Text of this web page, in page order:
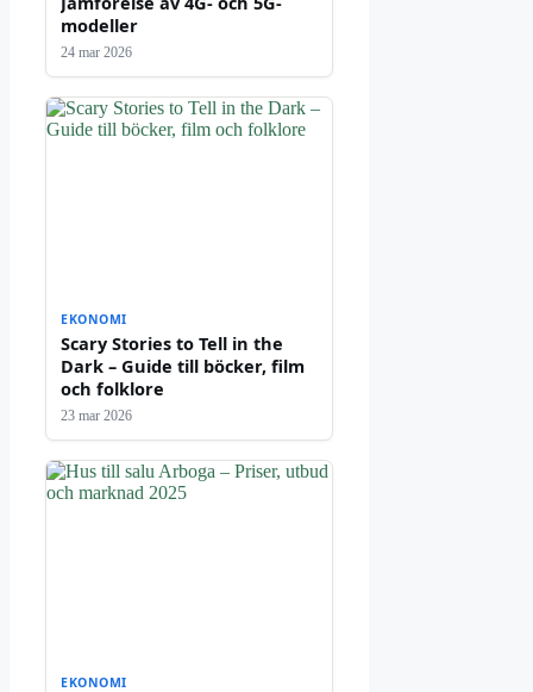
modeller
24 mar 2026
EKONOMI
Scary Stories to Tell in the
Dark – Guide till böcker, film
och folklore
23 mar 2026
EKONOMI